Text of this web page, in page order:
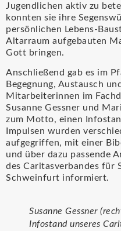
Jugendlichen aktiv zu
konnten sie ihre
persönlichen Lebens-
Altarraum aufgebauten
Gott bringen.
Anschließend gab es im
Begegnung, Austausch
Mitarbeiterinnen im
Susanne Gessner und
zum Motto, einen
Impulsen wurden
aufgegriffen, mit einer
und über dazu passende
des Caritasverbandes für
Schweinfurt informiert.
Susanne Gessner
Infostand unseres